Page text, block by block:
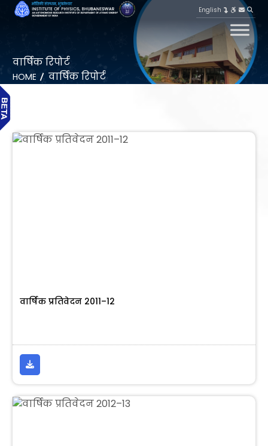
English
वार्षिक रिपोर्ट
HOME वार्षिक रिपोर्ट
वार्षिक प्रतिवेदन 2011–12